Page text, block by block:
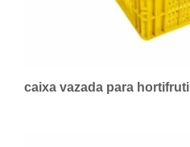
caixa vazada para hortifruti